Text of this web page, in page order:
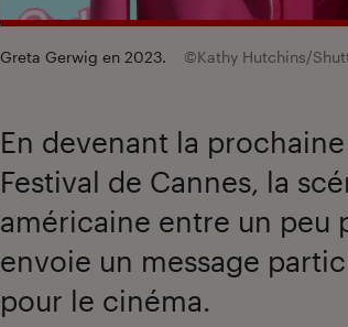
Greta Gerwig en 2023. ©Kathy Hutchins/
En devenant la
Festival de Cannes, la
américaine entre un peu
envoie un message
pour le cinéma.